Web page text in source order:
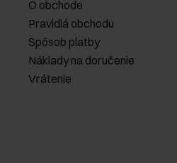
O obchode
Pravidlá obchodu
Spôsob platby
Náklady na doručenie
Vrátenie